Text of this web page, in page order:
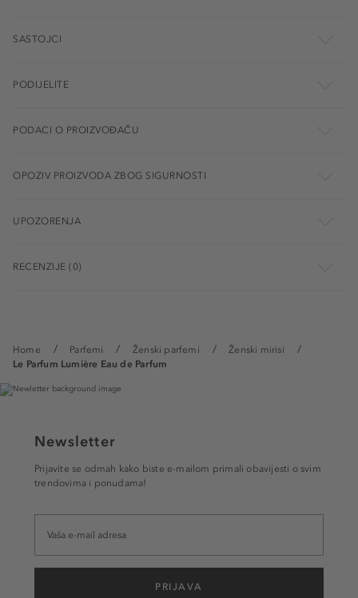
Home Parfemi Ženski parfemi
Ženski mirisi
Le Parfum Lumière Eau de Parfum
SASTOJCI
PODIJELITE
PODACI O PROIZVOĐAČU
OPOZIV PROIZVODA ZBOG SIGURNOSTI
UPOZORENJA
RECENZIJE (0)
Newsletter
Prijavite se odmah kako biste e-mailom primali obavijesti o svim
trendovima i ponudama!
PRIJAVA